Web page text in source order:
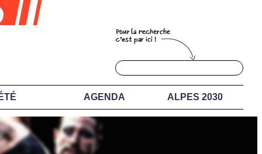
AGENDA ALPES 2030